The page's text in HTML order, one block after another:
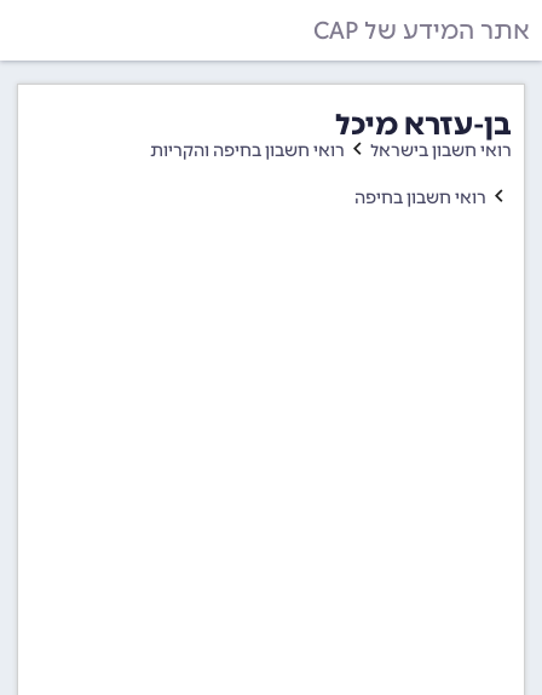
אתר המידע של CAP
בן-עזרא מיכל
רואי חשבון בישראל רואי חשבון בחיפה והקריות
רואי חשבון בחיפה